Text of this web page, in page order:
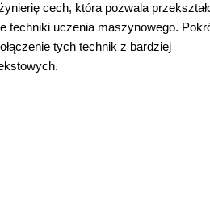
cech, która pozwala
techniki uczenia maszynowego.
tych technik z bardziej